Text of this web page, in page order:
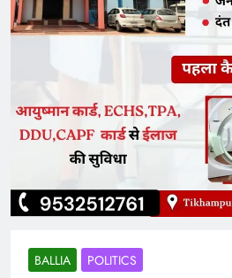
BALLIA POLITICS